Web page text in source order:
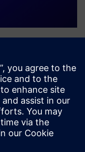
Access
Access (ZTNA),
AIR-Gap resource
enterprise